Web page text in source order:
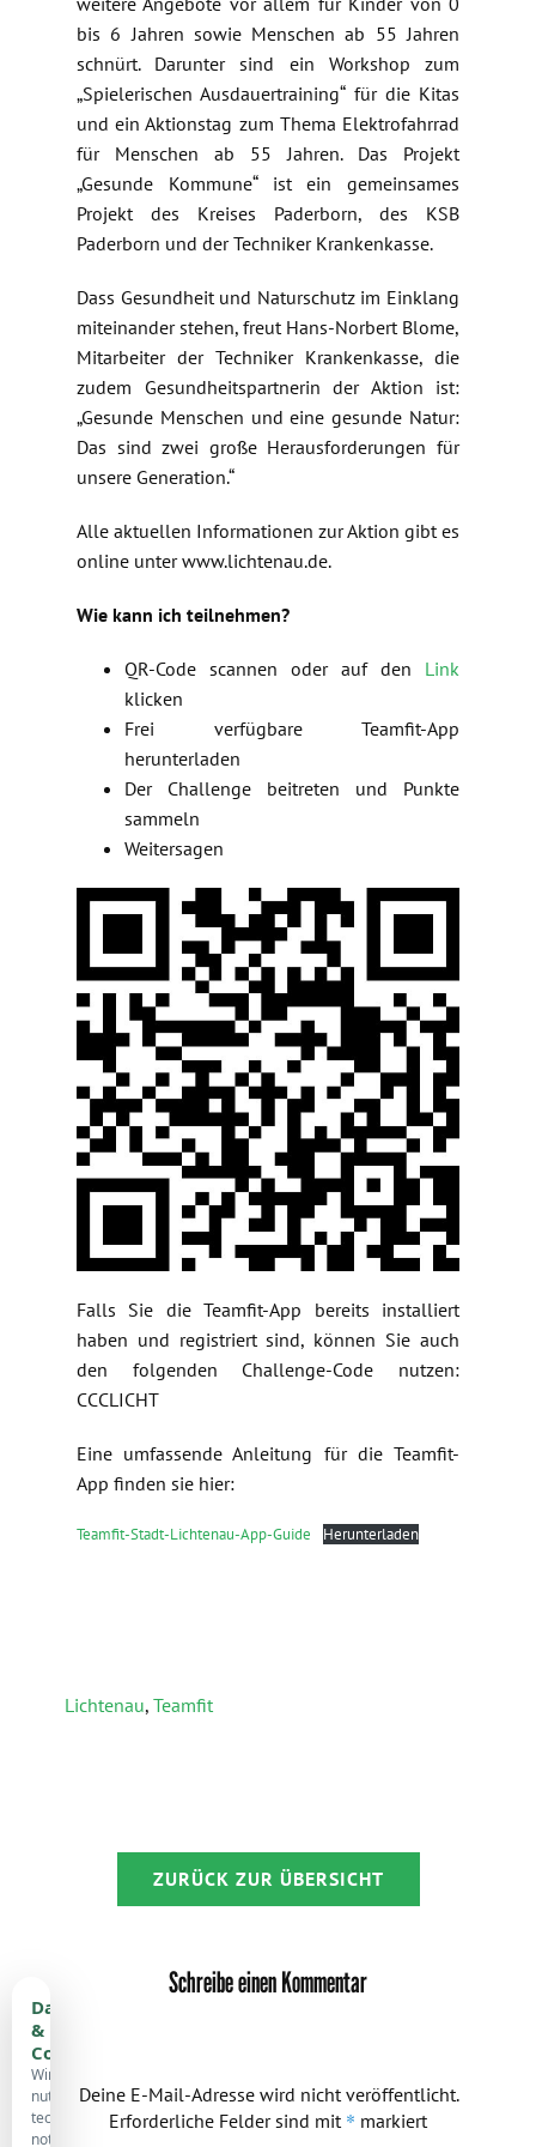
bis 6 Jahren sowie Menschen ab 55 Jahren
schnürt. Darunter sind ein Workshop zum
„Spielerischen Ausdauertraining“ für die Kitas
und ein Aktionstag zum Thema Elektrofahrrad
für Menschen ab 55 Jahren. Das Projekt
„Gesunde Kommune“ ist ein gemeinsames
Projekt des Kreises Paderborn, des KSB
Paderborn und der Techniker Krankenkasse.
Dass Gesundheit und Naturschutz im Einklang
miteinander stehen, freut Hans-Norbert Blome,
Mitarbeiter der Techniker Krankenkasse, die
zudem Gesundheitspartnerin der Aktion ist:
„Gesunde Menschen und eine gesunde Natur:
Das sind zwei große Herausforderungen für
unsere Generation.“
Alle aktuellen Informationen zur Aktion gibt es
online unter www.lichtenau.de.
Wie kann ich teilnehmen?
QR-Code scannen oder auf den Link
klicken
Frei verfügbare Teamfit-App
herunterladen
Der Challenge beitreten und Punkte
sammeln
Weitersagen
Falls Sie die Teamfit-App bereits installiert
haben und registriert sind, können Sie auch
den folgenden Challenge-Code nutzen:
CCCLICHT
Eine umfassende Anleitung für die Teamfit-
App finden sie hier:
Teamfit-Stadt-Lichtenau-App-Guide Herunterladen
Lichtenau, Teamfit
ZURÜCK ZUR ÜBERSICHT
Schreibe einen Kommentar
Deine E-Mail-Adresse wird nicht veröffentlicht.
Erforderliche Felder sind mit * markiert
Datenschutz
&
Cookies
Wir
nutzen
technisch
notwendige